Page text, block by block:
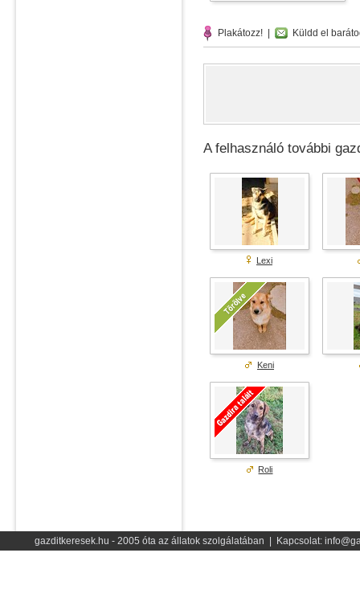
Plakátozz! Küldd el
A felhasználó további
Lexi
Keni
Roli
gazditkeresek.hu - 2005 óta az állatok szolgálatában | Kapcsolat: